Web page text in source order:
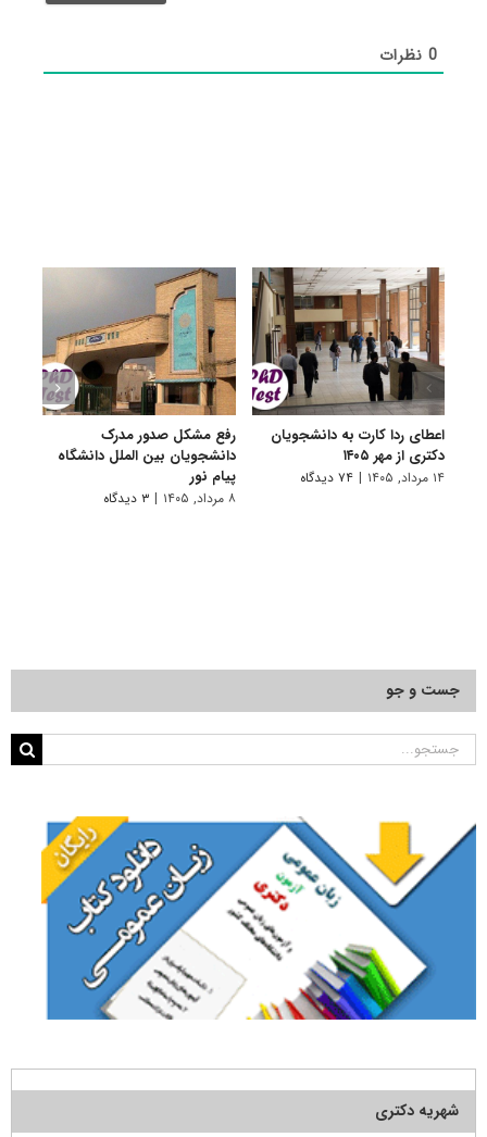
0نظرات
اعطای ردا کارت به دانشجویان
دکتری از مهر ۱۴۰۵
۱۴ مرداد, ۱۴۰۵ | ۷۴ دیدگاه
رفع مشکل صدور مدرک
دانشجویان بین الملل دانشگاه
پیام نور
۸ مرداد, ۱۴۰۵ | ۳ دیدگاه
جست و جو
جستجو
شهریه دکتری